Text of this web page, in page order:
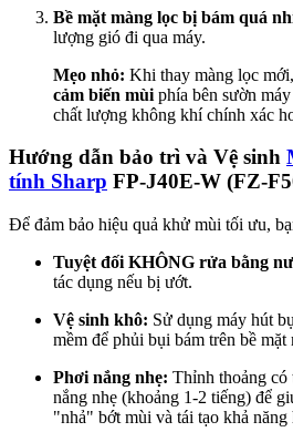
Bề mặt màng lọc bị bám quá
lượng gió đi qua máy.
Mẹo nhỏ: Khi thay màng lọc
cảm biến mùi phía bên sườn
chất lượng không khí chính xác
Hướng dẫn bảo trì và Vệ sinh
tính Sharp FP-J40E-W (FZ-
Để đảm bảo hiệu quả khử mùi tối ưu,
Tuyệt đối KHÔNG rửa bằng
tác dụng nếu bị ướt.
Vệ sinh khô: Sử dụng máy hút
mềm để phủi bụi bám trên bề mặt
Phơi nắng nhẹ: Thỉnh thoảng có
nắng nhẹ (khoảng 1-2 tiếng) để
"nhả" bớt mùi và tái tạo khả năng